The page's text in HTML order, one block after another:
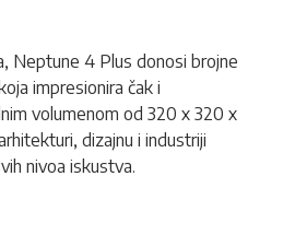
Neptune 4 Plus donosi brojne
impresionira čak i
volumenom od 320 x 320 x
dizajnu i industriji
nivoa iskustva.